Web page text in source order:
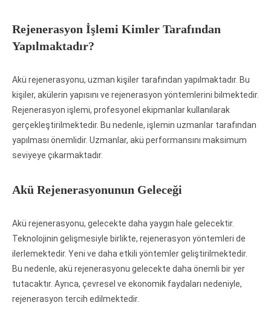
Rejenerasyon İşlemi Kimler Tarafından
Yapılmaktadır?
Akü rejenerasyonu, uzman kişiler tarafından yapılmaktadır. Bu
kişiler, akülerin yapısını ve rejenerasyon yöntemlerini bilmektedir.
Rejenerasyon işlemi, profesyonel ekipmanlar kullanılarak
gerçekleştirilmektedir. Bu nedenle, işlemin uzmanlar tarafından
yapılması önemlidir. Uzmanlar, akü performansını maksimum
seviyeye çıkarmaktadır.
Akü Rejenerasyonunun Geleceği
Akü rejenerasyonu, gelecekte daha yaygın hale gelecektir.
Teknolojinin gelişmesiyle birlikte, rejenerasyon yöntemleri de
ilerlemektedir. Yeni ve daha etkili yöntemler geliştirilmektedir.
Bu nedenle, akü rejenerasyonu gelecekte daha önemli bir yer
tutacaktır. Ayrıca, çevresel ve ekonomik faydaları nedeniyle,
rejenerasyon tercih edilmektedir.